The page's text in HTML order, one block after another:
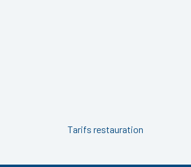
Tarifs restauration